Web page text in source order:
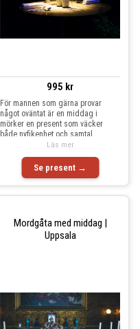
995 kr
För mannen som gärna provar
något oväntat är en middag i
mörker en present som väcker
både nyfikenhet och samtal
Se present →
Läs mer
Mordgåta med middag |
Uppsala